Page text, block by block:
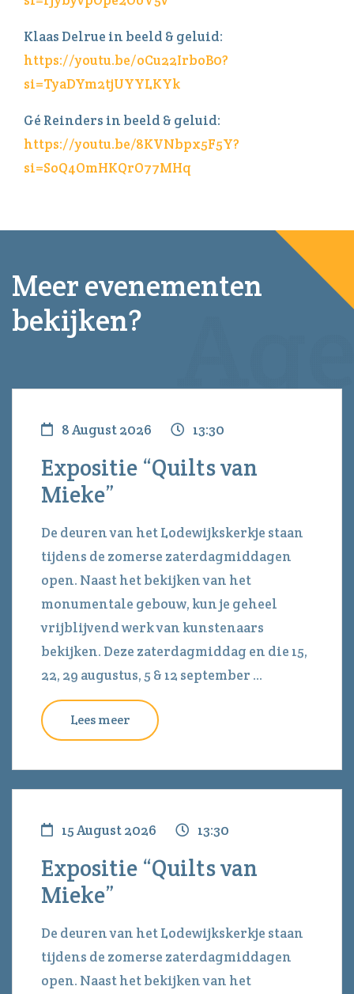
Klaas Delrue in beeld & geluid:
https://youtu.be/oCu22IrboB0?
si=TyaDYm2tjUYYLKYk
Gé Reinders in beeld & geluid:
https://youtu.be/8KVNbpx5F5Y?
si=SoQ4OmHKQrO77MHq
Meer evenementen
bekijken?
8 August 2026 13:30
Expositie “Quilts van
Mieke”
De deuren van het Lodewijkskerkje staan
tijdens de zomerse zaterdagmiddagen
open. Naast het bekijken van het
monumentale gebouw, kun je geheel
vrijblijvend werk van kunstenaars
bekijken. Deze zaterdagmiddag en die 15,
22, 29 augustus, 5 & 12 september ...
Lees meer
15 August 2026 13:30
Expositie “Quilts van
Mieke”
De deuren van het Lodewijkskerkje staan
tijdens de zomerse zaterdagmiddagen
open. Naast het bekijken van het